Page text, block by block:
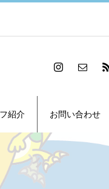
紹介 お問い合わせ